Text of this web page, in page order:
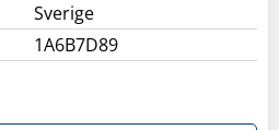
Sverige
1A6B7D89